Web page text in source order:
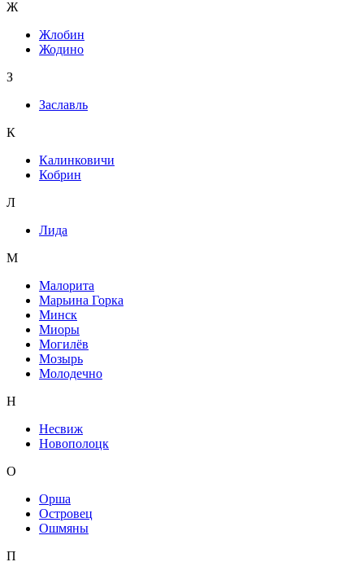
Ж
Жлобин
Жодино
З
Заславль
К
Калинковичи
Кобрин
Л
Лида
М
Малорита
Марьина Горка
Минск
Миоры
Могилёв
Мозырь
Молодечно
Н
Несвиж
Новополоцк
О
Орша
Островец
Ошмяны
П